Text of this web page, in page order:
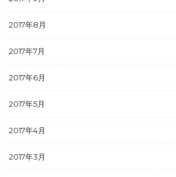
2017年8月
2017年7月
2017年6月
2017年5月
2017年4月
2017年3月